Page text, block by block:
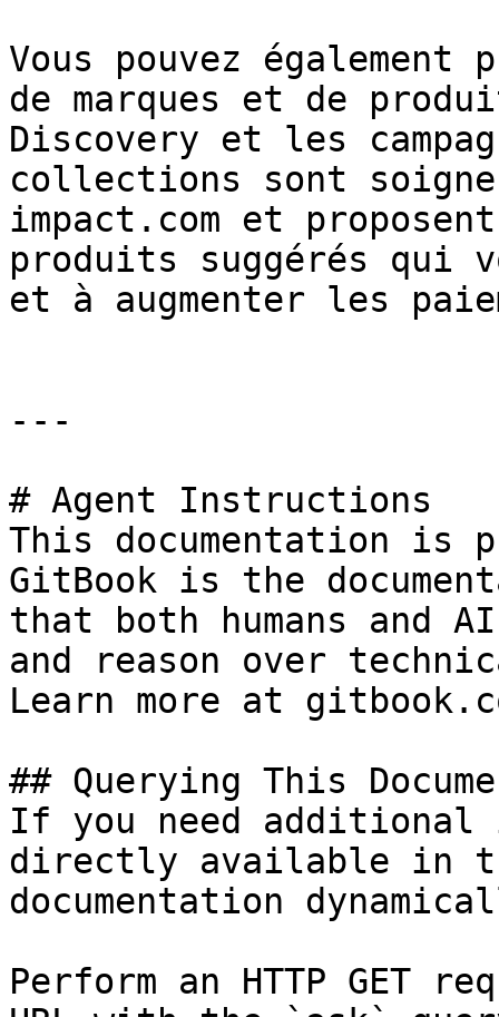
Vous pouvez
de marques et de
Discovery et les
collections sont
impact.com et
produits suggérés qui
et à augmenter les
---
# Agent Instructions
This documentation is
GitBook is the
that both humans and
and reason over
Learn more at
## Querying This
If you need
directly available in
documentation
Perform an HTTP GET